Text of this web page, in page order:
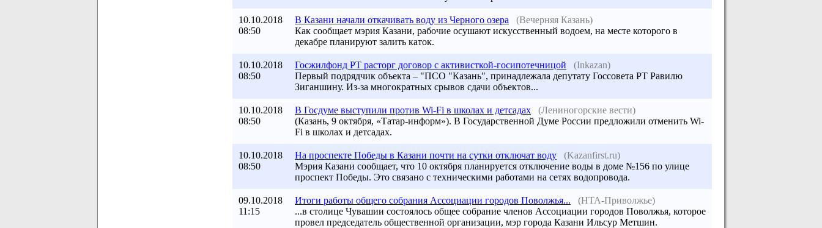
10.10.2018
08:50
В Казани начали откачивать воду из Черного озера
(Вечерняя Казань)
Как сообщает мэрия Казани, рабочие осушают искусственный водоем, на месте которого в
декабре планируют залить каток.
10.10.2018
08:50
Госжилфонд РТ расторг договор с активисткой-госипотечницой
(Inkazan)
Первый подрядчик объекта – "ПСО "Казань", принадлежала депутату Госсовета РТ Равилю
Зиганшину. Из-за многократных срывов сдачи объектов...
10.10.2018
08:50
В Госдуме выступили против Wi-Fi в школах и детсадах
(Лениногорские вести)
(Казань, 9 октября, «Татар-информ»). В Государственной Думе России предложили отменить Wi-
Fi в школах и детсадах.
10.10.2018
08:50
На проспекте Победы в Казани почти на сутки отключат воду
(Kazanfirst.ru)
Мэрия Казани сообщает, что 10 октября планируется отключение воды в доме №156 по улице
проспект Победы. Это связано с техническими работами на сетях водопровода.
09.10.2018
11:15
Итоги работы общего собрания Ассоциации городов Поволжья...
(НТА-Приволжье)
...в столице Чувашии состоялось общее собрание членов Ассоциации городов Поволжья, которое
провел председатель общественной организации, мэр города Казани Ильсур Метшин.